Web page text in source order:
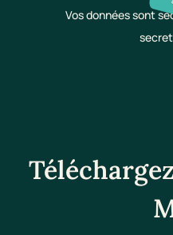
Vos données sont